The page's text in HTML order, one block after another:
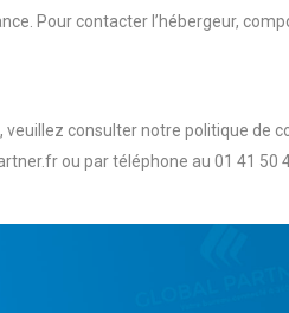
Pour contacter l’hébergeur,
consulter notre politique de
ou par téléphone au 01 41 50